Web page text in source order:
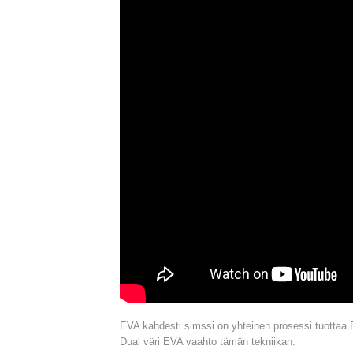
EVA kahdesti simssi on yhteinen prosessi
Dual väri EVA vaahto tämän tekniikan.